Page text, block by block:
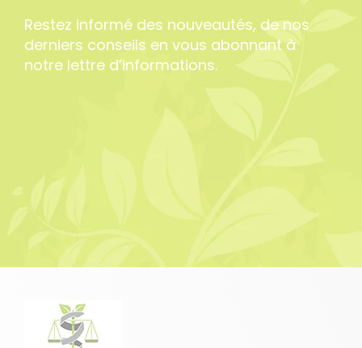
Restez informé des nouveautés, de nos
derniers conseils en vous abonnant à
notre lettre d’informations.